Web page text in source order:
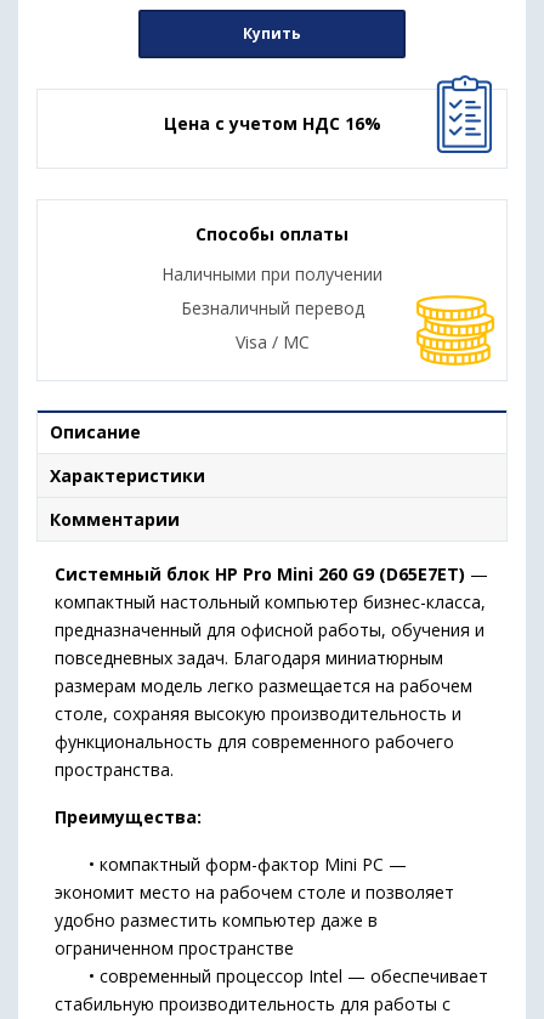
Купить
Цена с учетом НДС 16%
Способы оплаты
Наличными при получении
Безналичный перевод
Visa / MC
Описание
Характеристики
Комментарии
Системный блок HP Pro Mini 260 G9 (D65E7ET) —
компактный настольный компьютер бизнес-класса,
предназначенный для офисной работы, обучения и
повседневных задач. Благодаря миниатюрным
размерам модель легко размещается на рабочем
столе, сохраняя высокую производительность и
функциональность для современного рабочего
пространства.
Преимущества:
• компактный форм-фактор Mini PC —
экономит место на рабочем столе и позволяет
удобно разместить компьютер даже в
ограниченном пространстве
• современный процессор Intel — обеспечивает
стабильную производительность для работы с